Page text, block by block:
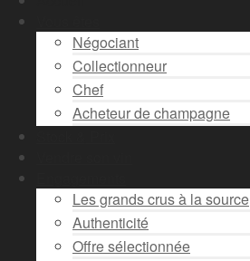
Négociant
Collectionneur
Chef
Acheteur de champagne
Les grands crus à la source
Authenticité
Offre sélectionnée